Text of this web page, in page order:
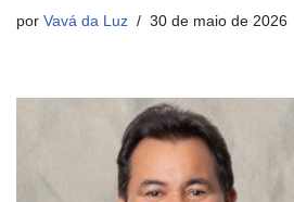
por Vavá da Luz 30 de maio de 2026